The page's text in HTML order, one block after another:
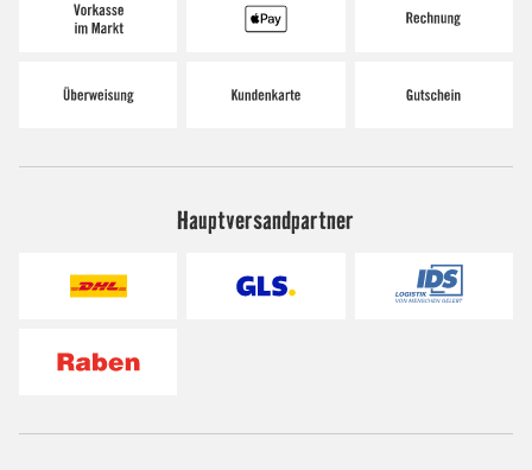
Hauptversandpartner